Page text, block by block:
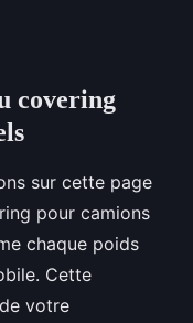
covering
sur cette page
pour camions
chaque poids
Cette
votre